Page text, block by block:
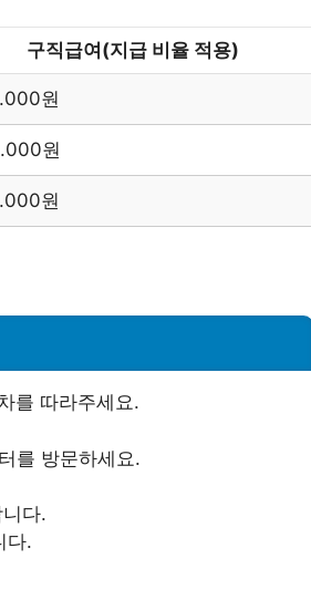
구직급여(지급 비율 적용)
원
원
원
를 따라주세요.
를 방문하세요.
다.
다.